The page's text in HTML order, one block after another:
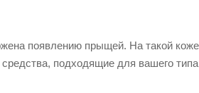
появлению прыщей. На такой
подходящие для вашего